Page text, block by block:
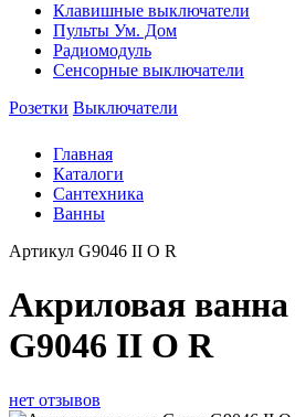
Клавишные выключатели
Пульты Ум. Дом
Радиомодуль
Сенсорные выключатели
Розетки Выключатели
Главная
Каталоги
Сантехника
Ванны
Артикул G9046 II O R
Акриловая
G9046 II O R
нет отзывов